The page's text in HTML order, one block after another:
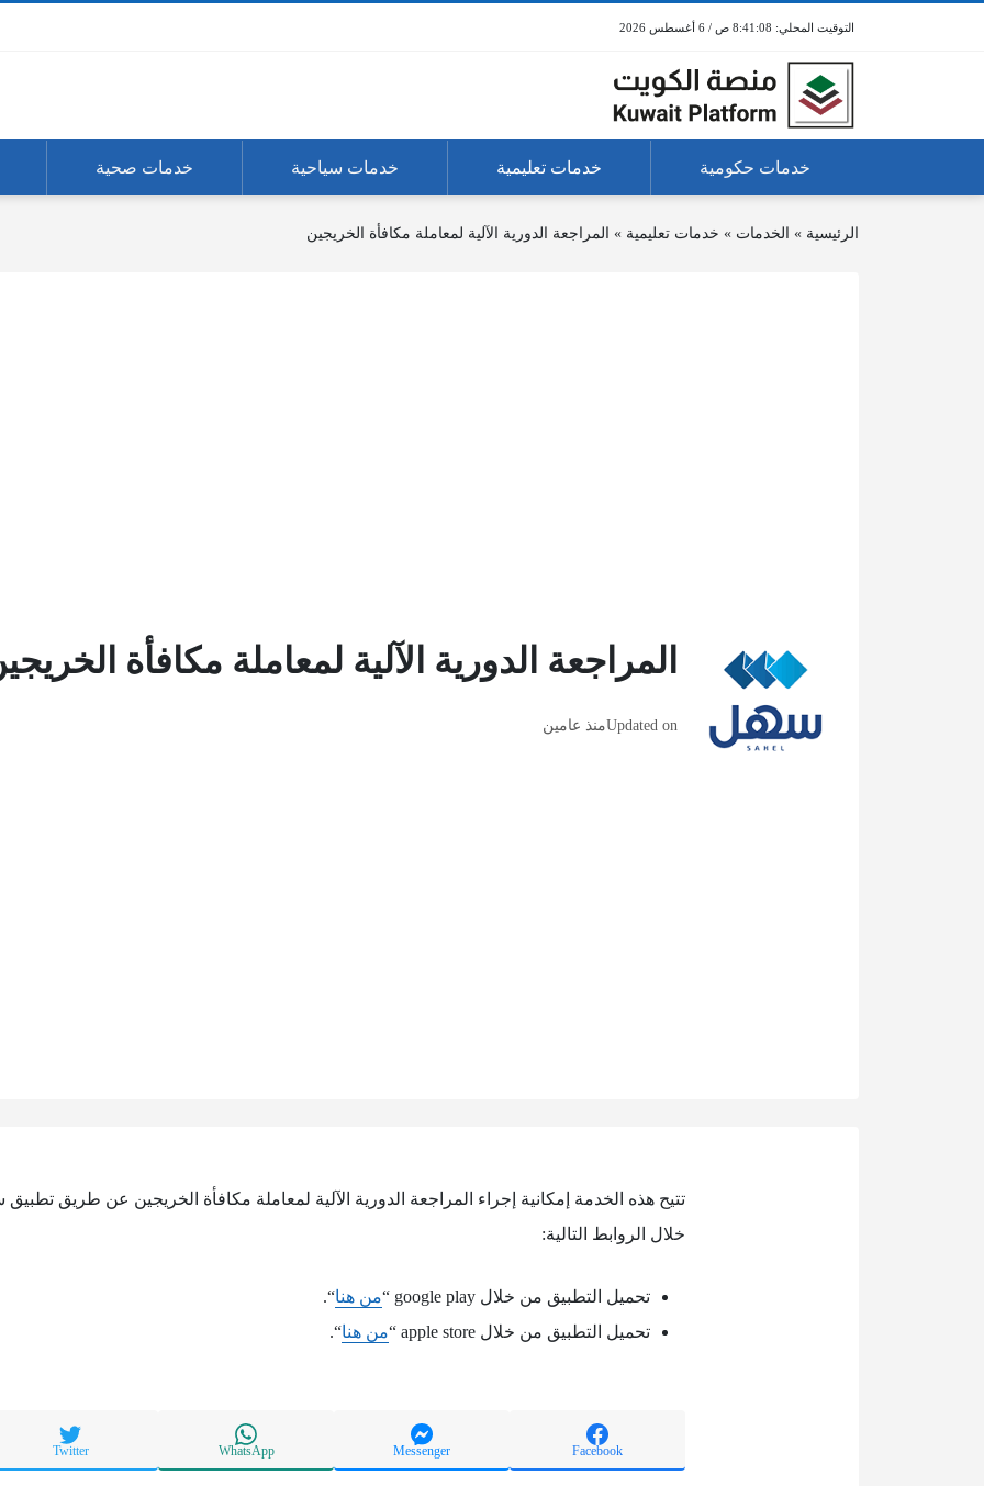
8:41:08 ص / 6 أغسطس 2026
خدمات حكومية خدمات تعليمية خدمات سياحية خدمات صحية
الرئيسية » الخدمات » خدمات تعليمية » المراجعة الدورية الآلية لمعاملة مكافأة الخريجين
المراجعة الدورية الآلية لمعاملة مكافأة
Updated onمنذ عامين
تتيح هذه الخدمة إمكانية إجراء المراجعة الدورية الآلية لمعاملة مكافأة الخريجين عن طريق
خلال الروابط التالية:
تحميل التطبيق من خلال google play “ من هنا“.
تحميل التطبيق من خلال apple store “
من هنا“.
Facebook
Messenger
WhatsApp
Twitter